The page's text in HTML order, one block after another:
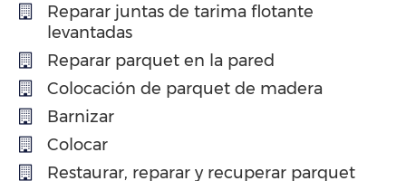
Reparar juntas de tarima flotante
levantadas
Reparar parquet en la pared
Colocación de parquet de madera
Barnizar
Colocar
Restaurar, reparar y recuperar parquet